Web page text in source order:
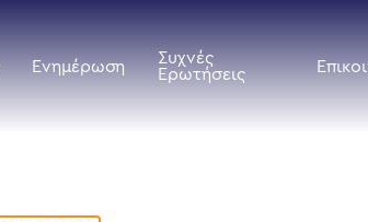
Ενημέρωση
Συχνές
Ερωτήσεις